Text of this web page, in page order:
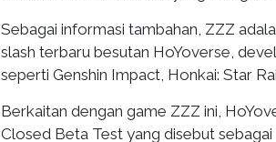
Sebagai informasi tambahan, ZZZ
slash terbaru besutan HoYoverse,
seperti Genshin Impact, Honkai: Star
Berkaitan dengan game ZZZ ini,
Closed Beta Test yang disebut